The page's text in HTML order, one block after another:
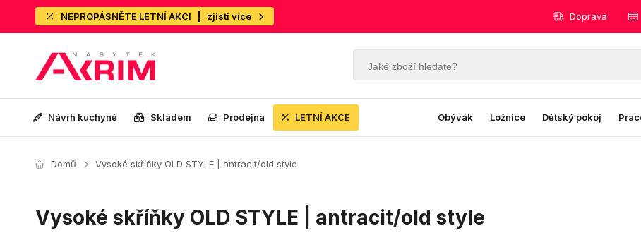
NEPROPÁSNĚTE LETNÍ AKCI zjisti více Doprava
Návrh kuchyně Skladem Prodejna LETNÍ AKCE Obývák Ložnice Dětský pokoj
Domů Vysoké skříňky OLD STYLE | antracit/old style
Vysoké skříňky OLD STYLE | antracit/old style